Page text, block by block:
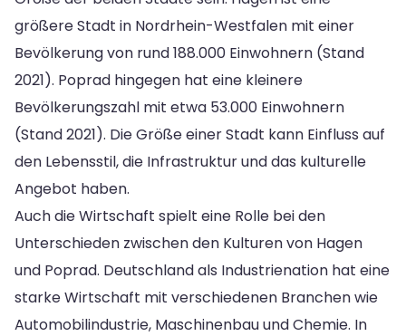
größere Stadt in Nordrhein-Westfalen mit einer
Bevölkerung von rund 188.000 Einwohnern (Stand
2021). Poprad hingegen hat eine kleinere
Bevölkerungszahl mit etwa 53.000 Einwohnern
(Stand 2021). Die Größe einer Stadt kann Einfluss auf
den Lebensstil, die Infrastruktur und das kulturelle
Angebot haben.
Auch die Wirtschaft spielt eine Rolle bei den
Unterschieden zwischen den Kulturen von Hagen
und Poprad. Deutschland als Industrienation hat eine
starke Wirtschaft mit verschiedenen Branchen wie
Automobilindustrie, Maschinenbau und Chemie. In